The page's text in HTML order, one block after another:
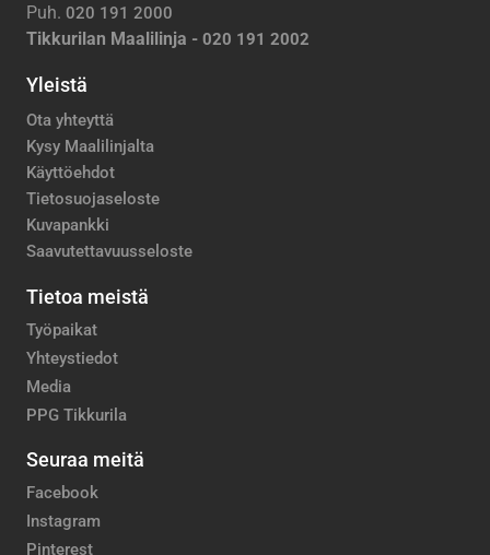
Puh. 020 191 2000
Tikkurilan Maalilinja - 020 191 2002
Yleistä
Ota yhteyttä
Kysy Maalilinjalta
Käyttöehdot
Tietosuojaseloste
Kuvapankki
Saavutettavuusseloste
Tietoa meistä
Työpaikat
Yhteystiedot
Media
PPG Tikkurila
Seuraa meitä
Facebook
Instagram
Pinterest